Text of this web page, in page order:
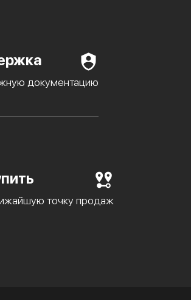
документацию
точку продаж